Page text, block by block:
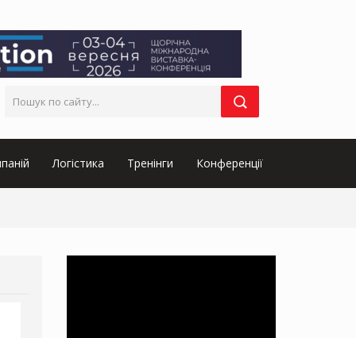
Логістика Тренінги Конференції